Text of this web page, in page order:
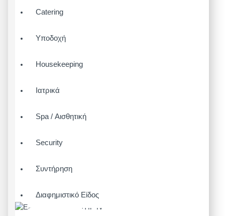
Catering
Υποδοχή
Housekeeping
Ιατρικά
Spa / Αισθητική
Security
Συντήρηση
Διαφημιστικό Είδος